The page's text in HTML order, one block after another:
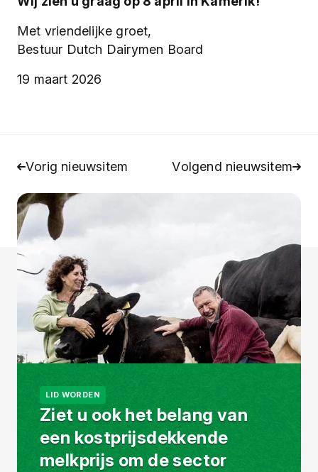
Met vriendelijke groet,
Bestuur Dutch Dairymen Board
19 maart 2026
Vorig nieuwsitem Volgend nieuwsitem
LID WORDEN
Ziet u ook het belang van
een kostprijsdekkende
melkprijs om de sector